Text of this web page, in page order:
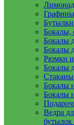
Бокалы,
Бокалы
Бокалы
Рюмки и
Бокалы
Стаканы
Бокалы
Бокалы
Ведра
бутылок